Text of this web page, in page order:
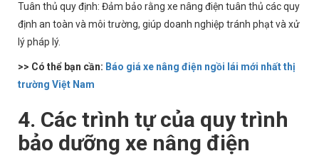
Tuân thủ quy định: Đảm bảo rằng xe nâng điện tuân thủ các quy
định an toàn và môi trường, giúp doanh nghiệp tránh phạt và xử
lý pháp lý.
>> Có thể bạn cần: Báo giá xe nâng điện ngồi lái mới nhất thị
trường Việt Nam
4. Các trình tự của quy trình
bảo dưỡng xe nâng điện